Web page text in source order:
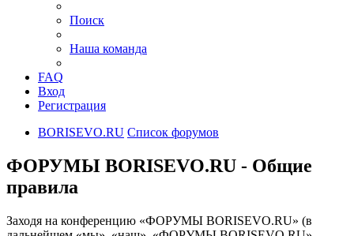
Поиск
Наша команда
FAQ
Вход
Регистрация
BORISEVO.RU Список форумов
ФОРУМЫ BORISEVO.RU - Общие
правила
Заходя на конференцию «ФОРУМЫ BORISEVO.RU» (в